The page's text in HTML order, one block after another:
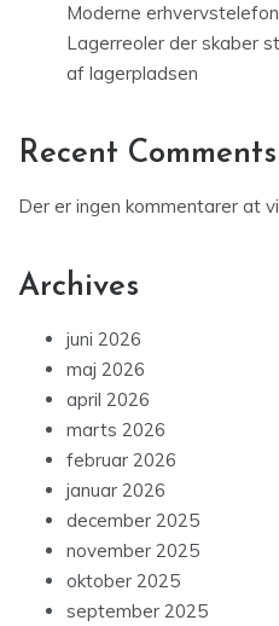
Moderne
Lagerreoler der skaber
af lagerpladsen
Recent Comments
Der er ingen kommentarer at
Archives
juni 2026
maj 2026
april 2026
marts 2026
februar 2026
januar 2026
december 2025
november 2025
oktober 2025
september 2025